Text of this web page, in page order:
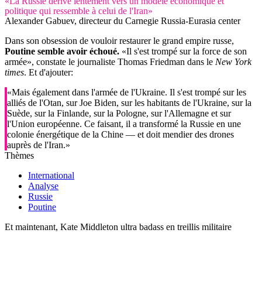
politique qui ressemble à celui de l'Iran»
Alexander Gabuev, directeur du Carnegie Russia-Eurasia center
Dans son obsession de vouloir restaurer le grand empire russe,
Poutine semble avoir échoué. «Il s'est trompé sur la force de son
armée», constate le journaliste Thomas Friedman dans le New York
times. Et d'ajouter:
«Mais également dans l'armée de l'Ukraine. Il s'est trompé sur les
alliés de l'Otan, sur Joe Biden, sur les habitants de l'Ukraine, sur la
Suède, sur la Finlande, sur la Pologne, sur l'Allemagne et sur
l'Union européenne. Ce faisant, il a transformé la Russie en une
colonie énergétique de la Chine — et doit mendier des drones
auprès de l'Iran.»
Thèmes
International
Analyse
Russie
Poutine
Et maintenant, Kate Middleton ultra badass en treillis militaire